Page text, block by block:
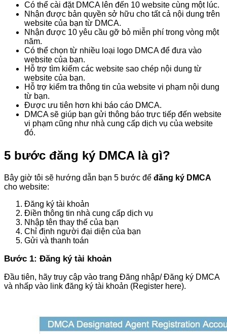
Có thể cài đặt DMCA lên đến 10 website cùng một lúc.
Nhận được bản quyền sở hữu cho tất cả nội dung trên
website của bạn từ DMCA.
Nhận được 10 yêu cầu gỡ bỏ miễn phí trong vòng một
năm.
Có thể chọn từ nhiều loại logo DMCA để đưa vào
website của bạn.
Hỗ trợ tìm kiếm các website sao chép nội dung từ
website của bạn.
Hỗ trợ kiểm tra thông tin của website vi phạm nội dung
từ bạn.
Được ưu tiên hơn khi báo cáo DMCA.
DMCA sẽ giúp bạn gửi thông báo trực tiếp đến website
vi phạm cũng như nhà cung cấp dịch vụ của website
đó.
5 bước đăng ký DMCA là gì?
Bây giờ tôi sẽ hướng dẫn bạn 5 bước để đăng ký DMCA
cho website:
Đăng ký tài khoản
Điền thông tin nhà cung cấp dịch vụ
Nhập tên thay thế của bạn
Chỉ định người đại diện của bạn
Gửi và thanh toán
Bước 1: Đăng ký tài khoản
Đầu tiên, hãy truy cập vào trang Đăng nhập/ Đăng ký DMCA
và nhấp vào link đăng ký tài khoản (Register here).